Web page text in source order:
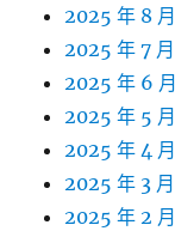
2025 年 8 月
2025 年 7 月
2025 年 6 月
2025 年 5 月
2025 年 4 月
2025 年 3 月
2025 年 2 月